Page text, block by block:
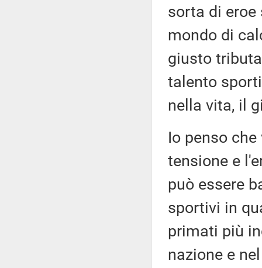
sorta di
mondo di
giusto
talento
nella vita, il
Io penso
tensione e
può essere
sportivi in
primati più
nazione e